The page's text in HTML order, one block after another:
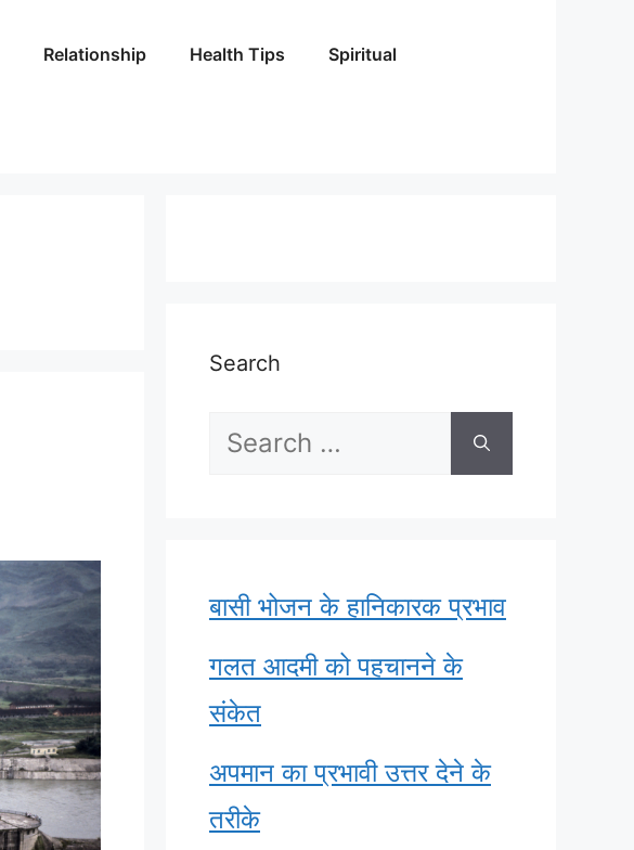
Relationship Health Tips Spiritual
Search
Search
बासी भोजन के हानिकारक प्रभाव
गलत आदमी को पहचानने के
संकेत
अपमान का प्रभावी उत्तर देने के
तरीके